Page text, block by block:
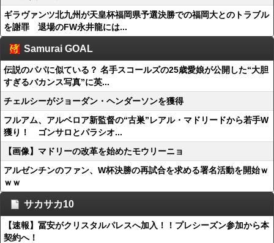
ギラヴァンツ北九州が天皇杯福岡県予選決勝での福岡大とのトラブル
を謝罪 退場のFW永井龍には...
Samurai GOAL
伝説のパパに似ている？ 名手スコールズの25歳愛娘が公開した“大胆
すぎるバカンス写真”に英...
チェルシーがジョーダン・ヘンダーソンを獲得
フルアム、アルベロア新監督の“古巣”レアル・マドリードから若手W
獲り！ ゴンサロとパラシオ...
【画像】マドリーの改革を始めたモウリーニョ
アルゼンチンのファン、W杯決勝の再試合を求める署名活動を開始ｗ
ｗｗ
サカサカ10
【速報】冨安がクリスタルパレスへ加入！！プレシーズン参加から本
契約へ！